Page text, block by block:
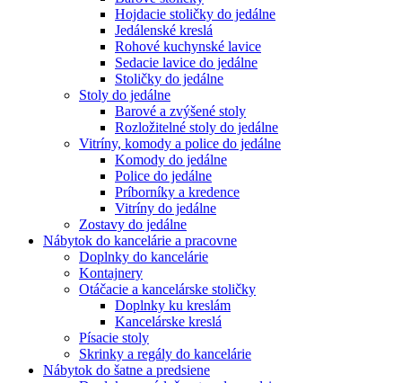
Hojdacie stoličky do jedálne
Jedálenské kreslá
Rohové kuchynské lavice
Sedacie lavice do jedálne
Stoličky do jedálne
Stoly do jedálne
Barové a zvýšené stoly
Rozložitelné stoly do jedálne
Vitríny, komody a police do jedálne
Komody do jedálne
Police do jedálne
Príborníky a kredence
Vitríny do jedálne
Zostavy do jedálne
Nábytok do kancelárie a pracovne
Doplnky do kancelárie
Kontajnery
Otáčacie a kancelárske stoličky
Doplnky ku kreslám
Kancelárske kreslá
Písacie stoly
Skrinky a regály do kancelárie
Nábytok do šatne a predsiene